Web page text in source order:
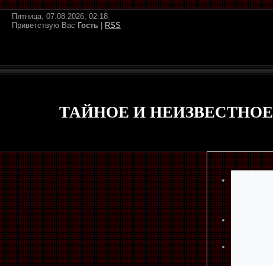
Пятница, 07.08.2026, 02:18
Приветствую Вас Гость RSS
ТАЙНОЕ И НЕИЗВЕСТНОЕ